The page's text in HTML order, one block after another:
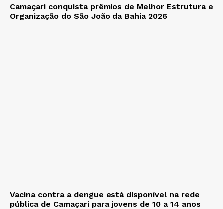
Camaçari conquista prêmios de Melhor Estrutura e
Organização do São João da Bahia 2026
Vacina contra a dengue está disponível na rede
pública de Camaçari para jovens de 10 a 14 anos